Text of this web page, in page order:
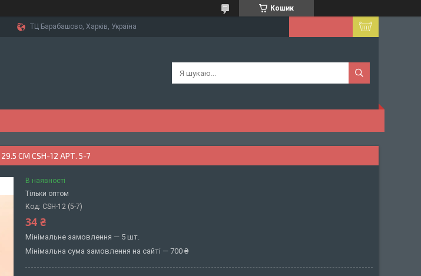
Кошик
ТЦ Барабашово, Харків, Україна
СМ CSH-12 АРТ. 5-7
В наявності
Тільки оптом
Код: CSH-12 (5-7)
34 ₴
Мінімальне замовлення — 5 шт.
Мінімальна сума замовлення на сайті — 700 ₴